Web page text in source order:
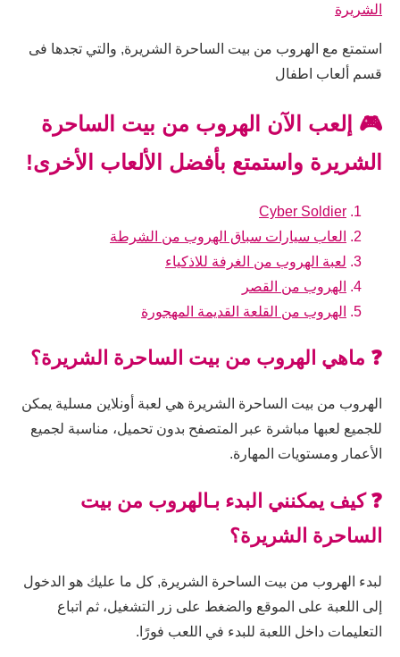
الشريرة
استمتع مع الهروب من بيت الساحرة الشريرة, والتي تجدها فى
قسم ألعاب اطفال
🎮 إلعب الآن الهروب من بيت الساحرة
الشريرة واستمتع بأفضل الألعاب الأخرى!
Cyber Soldier
العاب سيارات سباق الهروب من الشرطة
لعبة الهروب من الغرفة للاذكياء
الهروب من القصر
الهروب من القلعة القديمة المهجورة
❓ ماهي الهروب من بيت الساحرة الشريرة؟
الهروب من بيت الساحرة الشريرة هي لعبة أونلاين مسلية يمكن
للجميع لعبها مباشرة عبر المتصفح بدون تحميل، مناسبة لجميع
الأعمار ومستويات المهارة.
❓ كيف يمكنني البدء بـالهروب من بيت
الساحرة الشريرة؟
لبدء الهروب من بيت الساحرة الشريرة, كل ما عليك هو الدخول
إلى اللعبة على الموقع والضغط على زر التشغيل، ثم اتباع
التعليمات داخل اللعبة للبدء في اللعب فورًا.